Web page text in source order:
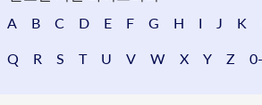
A
B C D E F G H I J K
Q R S T U V W X Y Z